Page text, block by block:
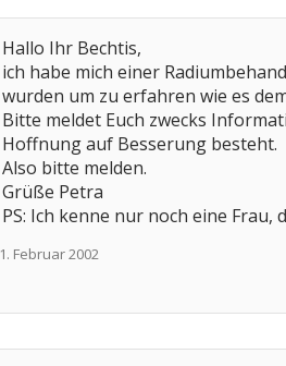
Hallo Ihr Bechtis,
ich habe mich einer
wurden um zu erfahren wie es
Bitte meldet Euch zwecks
Hoffnung auf Besserung besteht.
Also bitte melden.
Grüße Petra
PS: Ich kenne nur noch eine
1. Februar 2002